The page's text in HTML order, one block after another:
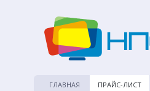
ГЛАВНАЯ ПРАЙС-ЛИСТ